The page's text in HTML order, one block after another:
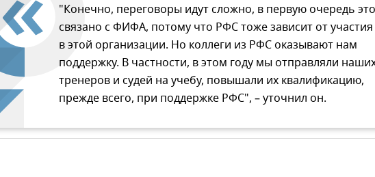
"Конечно, переговоры идут сложно, в первую очередь это
связано с ФИФА, потому что РФС тоже зависит от участия
в этой организации. Но коллеги из РФС оказывают нам
поддержку. В частности, в этом году мы отправляли
тренеров и судей на учебу, повышали их квалификацию,
прежде всего, при поддержке РФС", – уточнил он.